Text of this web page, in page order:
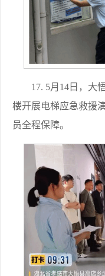
17. 5月14日，大
楼开展电梯应急救援
员全程保障。